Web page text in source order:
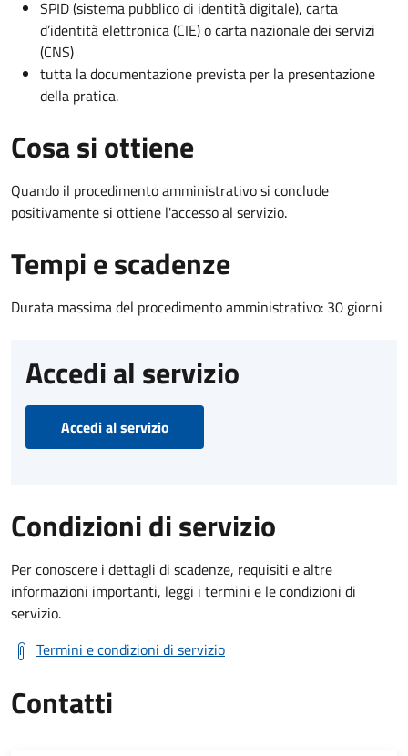
SPID (sistema pubblico di identità digitale), carta
d’identità elettronica (CIE) o carta nazionale dei servizi
(CNS)
tutta la documentazione prevista per la presentazione
della pratica.
Cosa si ottiene
Quando il procedimento amministrativo si conclude
positivamente si ottiene l'accesso al servizio.
Tempi e scadenze
Durata massima del procedimento amministrativo: 30 giorni
Accedi al servizio
Accedi al servizio
Condizioni di servizio
Per conoscere i dettagli di scadenze, requisiti e altre
informazioni importanti, leggi i termini e le condizioni di
servizio.
Termini e condizioni di servizio
Contatti